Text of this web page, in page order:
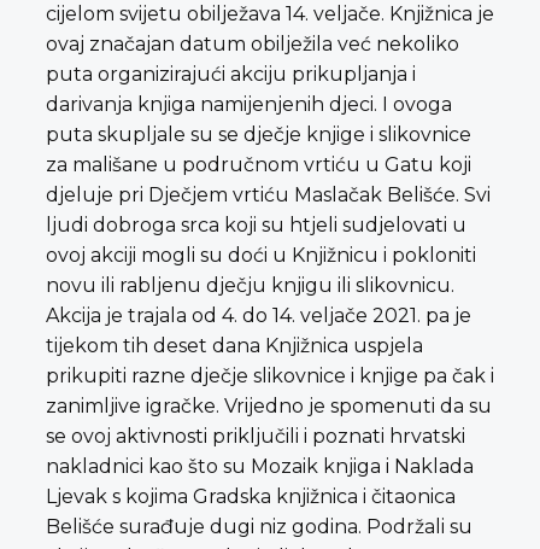
cijelom svijetu obilježava 14. veljače. Knjižnica je
ovaj značajan datum obilježila već nekoliko
puta organizirajući akciju prikupljanja i
darivanja knjiga namijenjenih djeci. I ovoga
puta skupljale su se dječje knjige i slikovnice
za mališane u područnom vrtiću u Gatu koji
djeluje pri Dječjem vrtiću Maslačak Belišće. Svi
ljudi dobroga srca koji su htjeli sudjelovati u
ovoj akciji mogli su doći u Knjižnicu i pokloniti
novu ili rabljenu dječju knjigu ili slikovnicu.
Akcija je trajala od 4. do 14. veljače 2021. pa je
tijekom tih deset dana Knjižnica uspjela
prikupiti razne dječje slikovnice i knjige pa čak i
zanimljive igračke. Vrijedno je spomenuti da su
se ovoj aktivnosti priključili i poznati hrvatski
nakladnici kao što su Mozaik knjiga i Naklada
Ljevak s kojima Gradska knjižnica i čitaonica
Belišće surađuje dugi niz godina. Podržali su